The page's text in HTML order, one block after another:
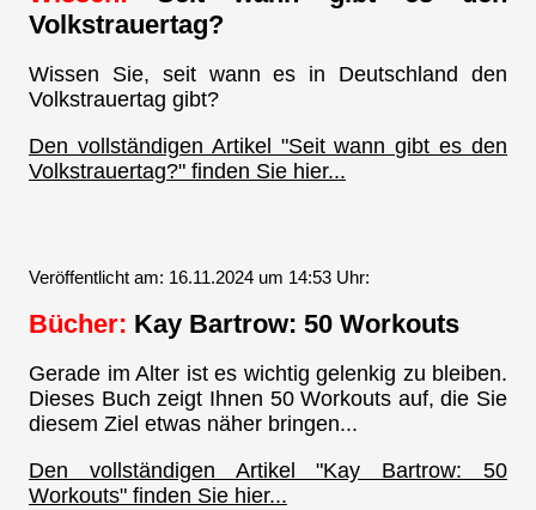
Volkstrauertag?
Wissen Sie, seit wann es in Deutschland den
Volkstrauertag gibt?
Den vollständigen Artikel "Seit wann gibt es den
Volkstrauertag?" finden Sie hier...
Veröffentlicht am: 16.11.2024 um 14:53 Uhr:
Bücher: Kay Bartrow: 50 Workouts
Gerade im Alter ist es wichtig gelenkig zu bleiben.
Dieses Buch zeigt Ihnen 50 Workouts auf, die Sie
diesem Ziel etwas näher bringen...
Den vollständigen Artikel "Kay Bartrow: 50
Workouts" finden Sie hier...